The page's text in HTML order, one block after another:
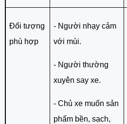
Đối tượng
phù hợp
- Người nhạy cảm
với mùi.
- Người thường
xuyên say xe.
- Chủ xe muốn sản
phẩm bền, sạch,